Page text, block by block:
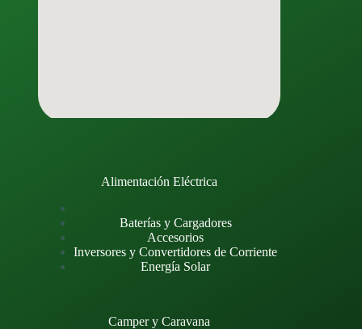
Alimentación Eléctrica
Baterías y Cargadores
Accesorios
Inversores y Convertidores de Corriente
Energía Solar
Camper y Caravana